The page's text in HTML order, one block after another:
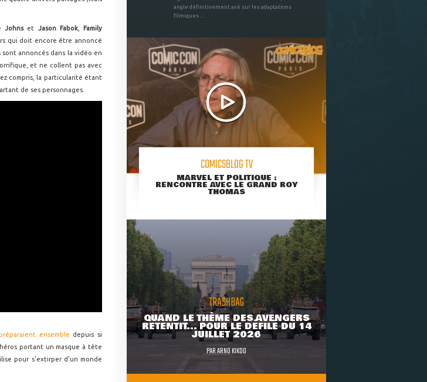
Johns et Jason Fabok,
Family
qui doit encore être annoncé
annoncés dans la vidéo en
et ne collent pas avec
compris, la particularité étant
de ses personnages.
ensemble depuis si
portant un masque à tête
pour s'extirper d'un monde
angle définitivement axé sur les adaptations
filmiques ...
COMICSBLOG TV
MARVEL ET POLITIQUE :
RENCONTRE AVEC LE GRAND ROY
THOMAS
TRASHBAG
QUAND LE THÈME DES AVENGERS
RETENTIT... POUR LE DÉFILÉ DU 14
JUILLET 2026
PARARNO KIKOO